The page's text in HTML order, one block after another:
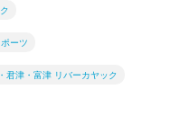
ーツ
君津・富津 リバーカヤック